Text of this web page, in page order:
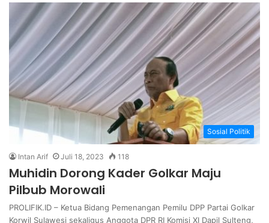
Sosial Politik
Intan Arif Juli 18, 2023 118
Muhidin Dorong Kader Golkar Maju
Pilbub Morowali
PROLIFIK.ID – Ketua Bidang Pemenangan Pemilu DPP Partai Golkar
Korwil Sulawesi sekaligus Anggota DPR RI Komisi XI Dapil Sulteng,